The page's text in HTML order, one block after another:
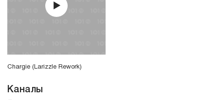
Chargie (Larizzle Rework)
Каналы